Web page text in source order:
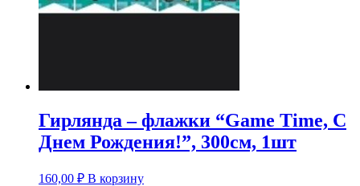
Гирлянда – флажки “Game Time, С
Днем Рождения!”, 300см, 1шт
160,00 ₽ В корзину